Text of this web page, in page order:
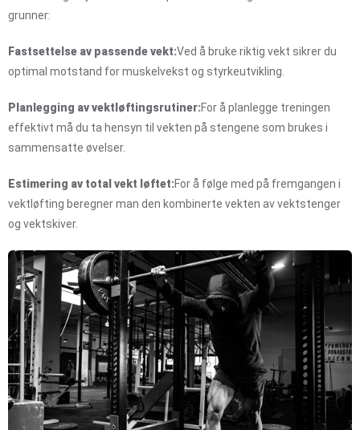
grunner:
Fastsettelse av passende vekt:Ved å bruke riktig vekt sikrer du
optimal motstand for muskelvekst og styrkeutvikling.
Planlegging av vektløftingsrutiner:For å planlegge treningen
effektivt må du ta hensyn til vekten på stengene som brukes i
sammensatte øvelser.
Estimering av total vekt løftet:For å følge med på fremgangen i
vektløfting beregner man den kombinerte vekten av vektstenger
og vektskiver.